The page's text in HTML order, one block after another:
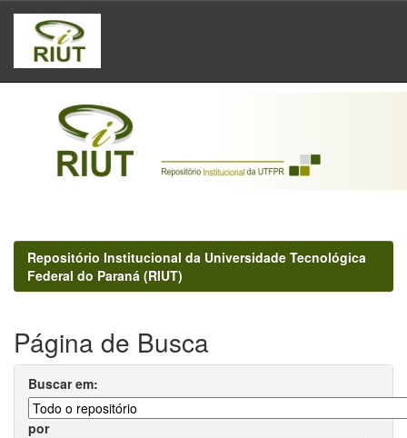
Skip
navigation
Repositório Institucional da Universidade Tecnológica
Federal do Paraná (RIUT)
Página de Busca
Buscar em:
por